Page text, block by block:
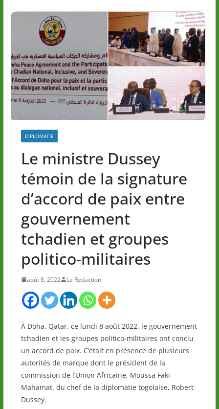
DIPLOMATIE
Le ministre Dussey
témoin de la signature
d’accord de paix entre
gouvernement
tchadien et groupes
politico-militaires
août 8, 2022 La Redaction
À Doha, Qatar, ce lundi 8 août 2022, le gouvernement
tchadien et les groupes politico-militaires ont conclu
un accord de paix. C’était en présence de plusieurs
autorités de marque dont le président de la
commission de l’Union Africaine, Moussa Faki
Mahamat, du chef de la diplomatie togolaise, Robert
Dussey.